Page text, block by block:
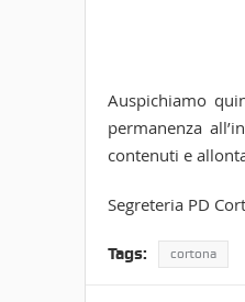
Auspichiamo
permanenza
contenuti e
Segreteria PD
Tags: cortona